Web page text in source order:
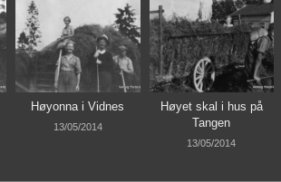
Høyonna i Vidnes
13/05/2014
Høyet skal i hus på
Tangen
13/05/2014